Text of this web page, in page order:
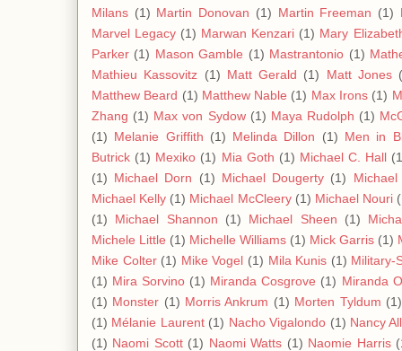
Milans (1) Martin Donovan (1) Martin Freeman (1)
Marvel Legacy (1) Marwan Kenzari (1) Mary
Parker (1) Mason Gamble (1) Mastrantonio (1)
Mathieu Kassovitz (1) Matt Gerald (1) Matt Jones
Matthew Beard (1) Matthew Nable (1) Max Irons (1)
Zhang (1) Max von Sydow (1) Maya Rudolph (1)
(1) Melanie Griffith (1) Melinda Dillon (1) Men in
Butrick (1) Mexiko (1) Mia Goth (1) Michael C. Hall
(1) Michael Dorn (1) Michael Dougerty (1)
Michael Kelly (1) Michael McCleery (1) Michael Nouri
(1)
Michael Shannon (1) Michael Sheen (1)
Michele Little (1) Michelle Williams (1) Mick Garris (1)
Mike Colter (1) Mike Vogel (1) Mila Kunis (1) Military-
(1) Mira Sorvino (1) Miranda Cosgrove (1) Miranda
(1) Monster (1) Morris Ankrum (1) Morten Tyldum (1)
(1) Mélanie Laurent (1) Nacho Vigalondo (1) Nancy
(1) Naomi Scott (1) Naomi Watts (1) Naomie Harris